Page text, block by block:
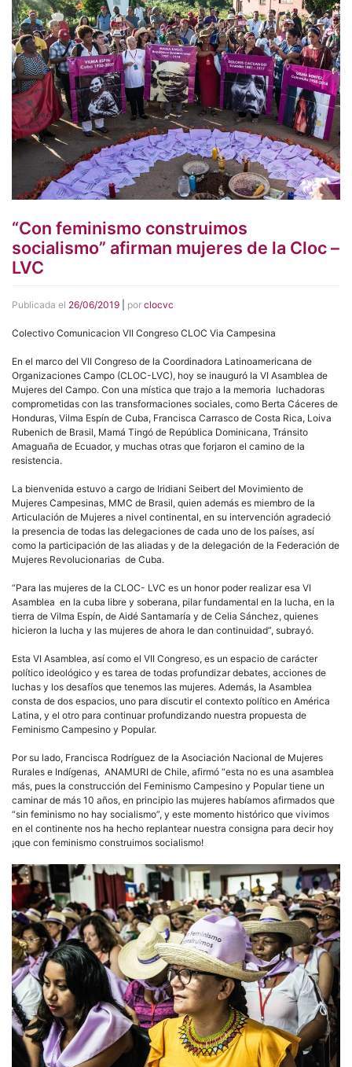
“Con feminismo construimos
socialismo” afirman mujeres de la Cloc –
LVC
Publicada el 26/06/2019 por clocvc
Colectivo Comunicacion VII Congreso CLOC Via Campesina
En el marco del VII Congreso de la Coordinadora Latinoamericana de
Organizaciones Campo (CLOC-LVC), hoy se inauguró la VI Asamblea de
Mujeres del Campo. Con una mística que trajo a la memoria luchadoras
comprometidas con las transformaciones sociales, como Berta Cáceres de
Honduras, Vilma Espín de Cuba, Francisca Carrasco de Costa Rica, Loiva
Rubenich de Brasil, Mamá Tingó de República Dominicana, Tránsito
Amaguaña de Ecuador, y muchas otras que forjaron el camino de la
resistencia.
La bienvenida estuvo a cargo de Iridiani Seibert del Movimiento de
Mujeres Campesinas, MMC de Brasil, quien además es miembro de la
Articulación de Mujeres a nivel continental, en su intervención agradeció
la presencia de todas las delegaciones de cada uno de los países, así
como la participación de las aliadas y de la delegación de la Federación de
Mujeres Revolucionarias de Cuba.
“Para las mujeres de la CLOC- LVC es un honor poder realizar esa VI
Asamblea en la cuba libre y soberana, pilar fundamental en la lucha, en la
tierra de Vilma Espín, de Aidé Santamaría y de Celia Sánchez, quienes
hicieron la lucha y las mujeres de ahora le dan continuidad”, subrayó.
Esta VI Asamblea, así como el VII Congreso, es un espacio de carácter
político ideológico y es tarea de todas profundizar debates, acciones de
luchas y los desafíos que tenemos las mujeres. Además, la Asamblea
consta de dos espacios, uno para discutir el contexto político en América
Latina, y el otro para continuar profundizando nuestra propuesta de
Feminismo Campesino y Popular.
Por su lado, Francisca Rodríguez de la Asociación Nacional de Mujeres
Rurales e Indígenas, ANAMURI de Chile, afirmó “esta no es una asamblea
más, pues la construcción del Feminismo Campesino y Popular tiene un
caminar de más 10 años, en principio las mujeres habíamos afirmados que
“sin feminismo no hay socialismo”, y este momento histórico que vivimos
en el continente nos ha hecho replantear nuestra consigna para decir hoy
¡que con feminismo construimos socialismo!